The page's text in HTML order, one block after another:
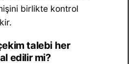
birlikte kontrol
talebi her
edilir mi?